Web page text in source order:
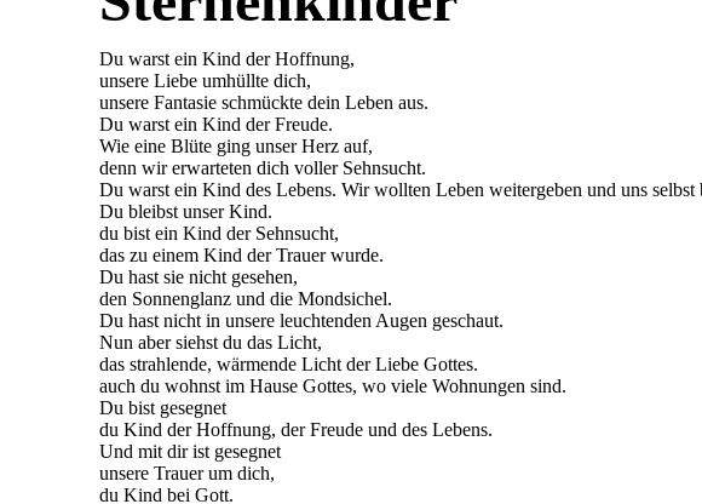
Du warst ein Kind der Hoffnung,
unsere Liebe umhüllte dich,
unsere Fantasie schmückte dein Leben aus.
Du warst ein Kind der Freude.
Wie eine Blüte ging unser Herz auf,
denn wir erwarteten dich voller Sehnsucht.
Du warst ein Kind des Lebens. Wir wollten Leben weitergeben und uns selbst
Du bleibst unser Kind.
du bist ein Kind der Sehnsucht,
das zu einem Kind der Trauer wurde.
Du hast sie nicht gesehen,
den Sonnenglanz und die Mondsichel.
Du hast nicht in unsere leuchtenden Augen geschaut.
Nun aber siehst du das Licht,
das strahlende, wärmende Licht der Liebe Gottes.
auch du wohnst im Hause Gottes, wo viele Wohnungen sind.
Du bist gesegnet
du Kind der Hoffnung, der Freude und des Lebens.
Und mit dir ist gesegnet
unsere Trauer um dich,
du Kind bei Gott.